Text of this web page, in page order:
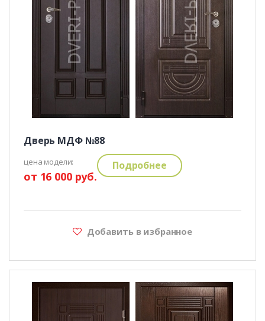
Дверь МДФ №88
цена модели:
от 16 000 руб.
Подробнее
Добавить в избранное